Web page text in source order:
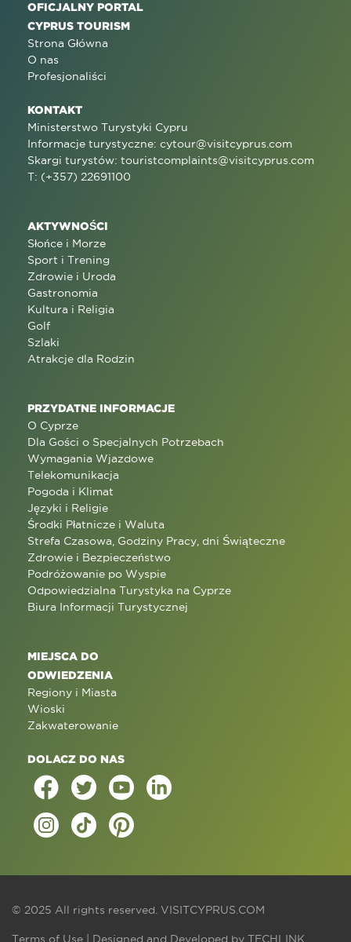
OFICJALNY PORTAL
CYPRUS TOURISM
Strona Główna
O nas
Profesjonaliści
KONTAKT
Ministerstwo Turystyki Cypru
Informacje turystyczne: cytour@visitcyprus.com
Skargi turystów: touristcomplaints@visitcyprus.com
T: (+357) 22691100
AKTYWNOŚCI
Słońce i Morze
Sport i Trening
Zdrowie i Uroda
Gastronomia
Kultura i Religia
Golf
Szlaki
Atrakcje dla Rodzin
PRZYDATNE INFORMACJE
O Cyprze
Dla Gości o Specjalnych Potrzebach
Wymagania Wjazdowe
Telekomunikacja
Pogoda i Klimat
Języki i Religie
Środki Płatnicze i Waluta
Strefa Czasowa, Godziny Pracy, dni Świąteczne
Zdrowie i Bezpieczeństwo
Podróżowanie po Wyspie
Odpowiedzialna Turystyka na Cyprze
Biura Informacji Turystycznej
MIEJSCA DO
ODWIEDZENIA
Regiony i Miasta
Wioski
Zakwaterowanie
DOLACZ DO NAS
© 2025 All rights reserved. VISITCYPRUS.COM
Terms of Use | Designed and Developed by TECHLINK